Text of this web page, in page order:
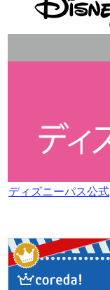
ディズニーパス公式